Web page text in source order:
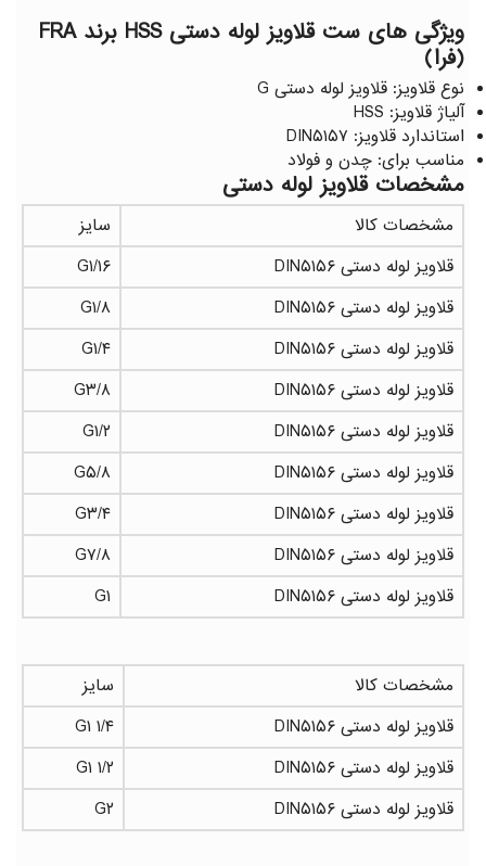
ویژگی های ست قلاویز لوله دستی HSS برند FRA
(فرا)
نوع قلاویز: قلاویز لوله دستی G
آلیاژ قلاویز: HSS
استاندارد قلاویز: DIN۵۱۵۷
مناسب برای: چدن و فولاد
مشخصات قلاویز لوله دستی
مشخصات کالا
سایز
قلاویز لوله دستی DIN۵۱۵۶
G۱/۱۶
قلاویز لوله دستی DIN۵۱۵۶
G۱/۸
قلاویز لوله دستی DIN۵۱۵۶
G۱/۴
قلاویز لوله دستی DIN۵۱۵۶
G۳/۸
قلاویز لوله دستی DIN۵۱۵۶
G۱/۲
قلاویز لوله دستی DIN۵۱۵۶
G۵/۸
قلاویز لوله دستی DIN۵۱۵۶
G۳/۴
قلاویز لوله دستی DIN۵۱۵۶
G۷/۸
قلاویز لوله دستی DIN۵۱۵۶
G۱
مشخصات کالا
سایز
قلاویز لوله دستی DIN۵۱۵۶
G۱ ۱/۴
قلاویز لوله دستی DIN۵۱۵۶
G۱ ۱/۲
قلاویز لوله دستی DIN۵۱۵۶
G۲